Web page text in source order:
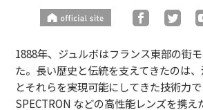
1888年、ジュルボはフランス東部の街
た。長い歴史と伝統を支えてきたのは
とそれらを実現可能にしてきた技術力で
SPECTRON などの高性能レンズを携